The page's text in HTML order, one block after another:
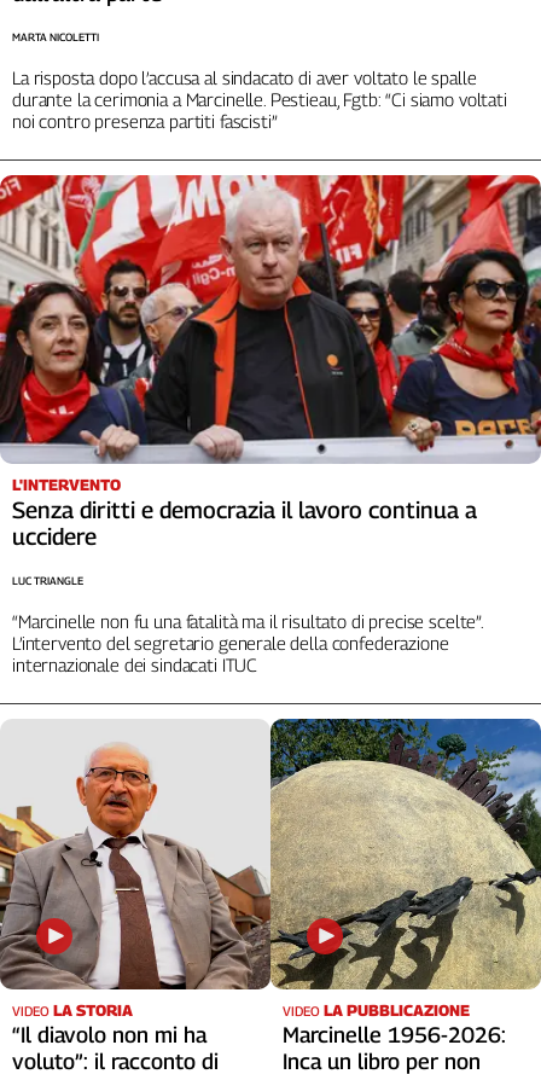
Liguria
Lombardia
Marche
Piemonte
Puglia
Sardegna
Sicilia
Toscana
Trentino
Umbria
Valle
D'Aosta
Veneto
Archivio
Storico
1955-
2014
Contatti
redazione
Newsletter
Social
La risposta dopo l’accusa al sindacato di aver voltato le spalle
durante la cerimonia a Marcinelle. Pestieau, Fgtb: “Ci siamo voltati
noi contro presenza partiti fascisti”
MARTA NICOLETTI
L'INTERVENTO
Senza diritti e democrazia il lavoro continua a
uccidere
“Marcinelle non fu una fatalità ma il risultato di precise scelte”.
L’intervento del segretario generale della confederazione
internazionale dei sindacati ITUC
LUC TRIANGLE
VIDEO LA STORIA
“Il diavolo non mi ha
voluto”: il racconto di
VIDEO LA PUBBLICAZIONE
Marcinelle 1956-2026:
Inca un libro per non